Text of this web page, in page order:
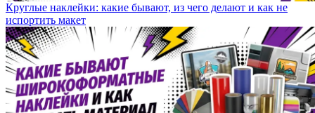
Круглые наклейки: какие бывают, из чего делают и как не
испортить макет